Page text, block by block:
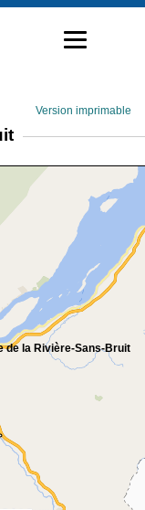
Version imprimable
de la Rivière-Sans-Bruit